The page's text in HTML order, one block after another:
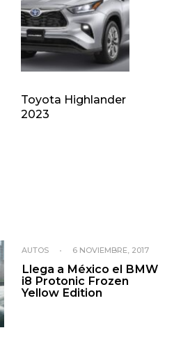
Toyota Highlander
2023
AUTOS • 6 NOVIEMBRE, 2017
Llega a México el BMW
i8 Protonic Frozen
Yellow Edition